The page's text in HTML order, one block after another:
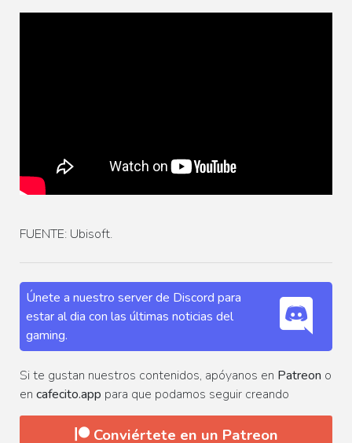
FUENTE: Ubisoft.
Únete a nuestro server de Discord para
estar al dia con las últimas noticias del
gaming.
Si te gustan nuestros contenidos, apóyanos en Patreon o
en cafecito.app para que podamos seguir creando
Conviértete en un Patreon